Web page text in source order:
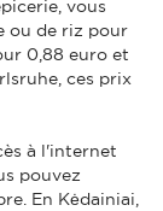
vous
ou de riz pour
0,88 euro et
ces prix
à l'internet
pouvez
En Kėdainiai,